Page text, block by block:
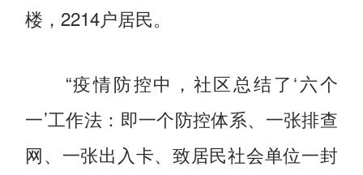
楼，2214户居民。
“疫情防控中，社区总结了‘六个
一’工作法：即一个防控体系、一张排查
网、一张出入卡、致居民社会单位一封